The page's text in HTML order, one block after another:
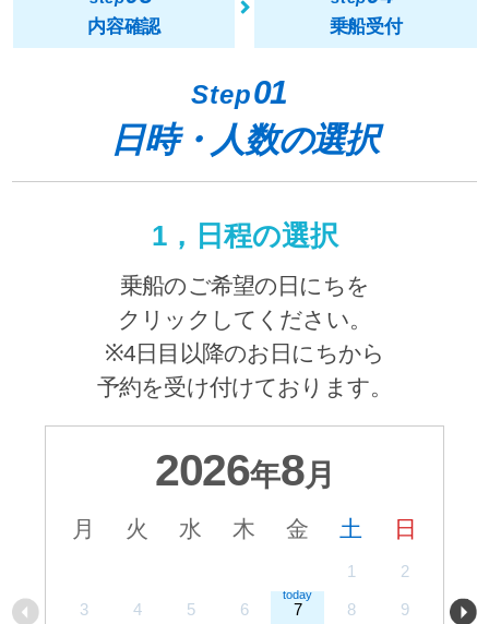
内容確認 乗船受付
Step01
日時・人数の選択
1，日程の選択
乗船のご希望の日にちを
クリックしてください。
※4日目以降のお日にちから
予約を受け付けております。
2026年8月
月 火 水 木 金 土 日
1 2
3 4 5 6 7 8 9